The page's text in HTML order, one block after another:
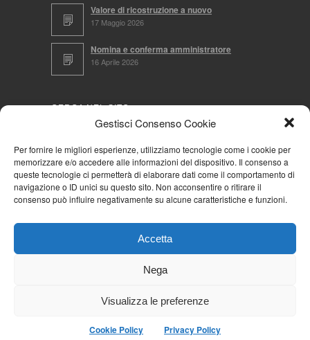
Gestisci Consenso Cookie
Per fornire le migliori esperienze, utilizziamo tecnologie come i cookie per
memorizzare e/o accedere alle informazioni del dispositivo. Il consenso a
queste tecnologie ci permetterà di elaborare dati come il comportamento di
navigazione o ID unici su questo sito. Non acconsentire o ritirare il
consenso può influire negativamente su alcune caratteristiche e funzioni.
Accetta
Nega
Visualizza le preferenze
Cookie Policy Privacy Policy
Valore di ricostruzione a nuovo
17 Maggio 2026
Nomina e conferma amministratore
16 Aprile 2026
CERCA NEL SITO
NAVIGA PER
Mappa completa
Cookie Policy (UE)
Iscriviti alla Community AziendaCondominio
© 2026La Community AziendaCondominio